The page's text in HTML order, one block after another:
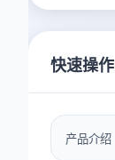
快速操作
产品介绍